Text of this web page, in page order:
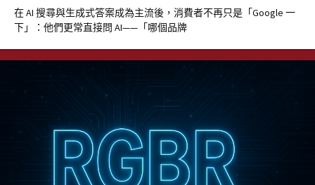
在 AI 搜尋與生成式答案成為主流後，消費者不再只是「Google 一
下」：他們更常直接問 AI——「哪個品牌